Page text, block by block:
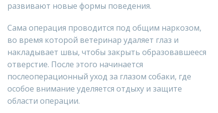
развивают новые формы поведения.
Сама операция проводится под общим наркозом,
во время которой ветеринар удаляет глаз и
накладывает швы, чтобы закрыть образовавшееся
отверстие. После этого начинается
послеоперационный уход за глазом собаки, где
особое внимание уделяется отдыху и защите
области операции.